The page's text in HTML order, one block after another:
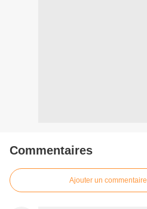
Commentaires
Ajouter un commentaire